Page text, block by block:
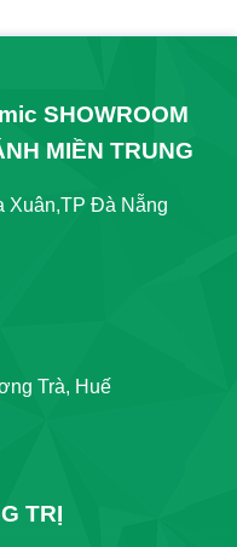
SHOWROOM
MIỀN TRUNG
Xuân,TP Đà Nẵng
Trà, Huế
TRỊ